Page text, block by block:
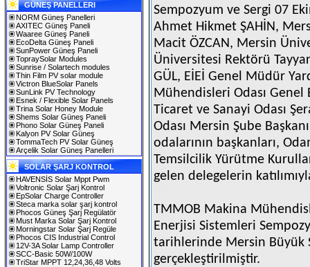
GÜNEŞ PANELLERI
NORM Güneş Panelleri
AXITEC Güneş Paneli
Waaree Güneş Paneli
EcoDelta Güneş Paneli
SunPower Güneş Paneli
TopraySolar Modules
Sunrise / Solartech modules
Thin Film PV solar module
Victron BlueSolar Panels
SunLink PV Technology
Esnek / Flexible Solar Panels
Trina Solar Honey Module
Shems Solar Güneş Paneli
Phono Solar Güneş Paneli
Kalyon PV Solar Güneş
TommaTech PV Solar Güneş
Arçelik Solar Güneş Panelleri
SOLAR ŞARJ KONTROL
HAVENSİS Solar Mppt Pwm
Voltronic Solar Şarj Kontrol
EpSolar Charge Controller
Steca marka solar şarj kontrol
Phocos Güneş Şarj Regülatör
Must Marka Solar Şarj Kontrol
Morningstar Solar Şarj Regüle
Phocos CIS Industrial Control
12V-3A Solar Lamp Controller
SCC-Basic 50W/100W
TriStar MPPT 12,24,36,48 Volts
Sempozyum ve Sergi 07
Ahmet Hikmet ŞAHİN,
Macit ÖZCAN, Mersin
Üniversitesi Rektörü
GÜL, EİEİ Genel Müdür
Mühendisleri Odası Genel
Ticaret ve Sanayi Odası
Odası Mersin Şube
odalarının başkanları,
Temsilcilik Yürütme
gelen delegelerin
TMMOB Makina
Enerjisi Sistemleri
tarihlerinde Mersin Büyük
gerçekleştirilmiştir.